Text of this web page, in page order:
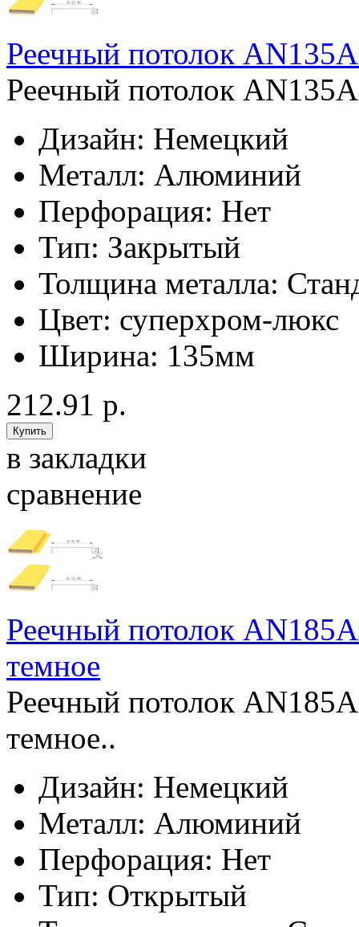
Реечный потолок
Реечный потолок
Дизайн: Немецкий
Металл: Алюминий
Перфорация: Нет
Тип: Закрытый
Толщина металла:
Цвет: суперхром-люкс
Ширина: 135мм
212.91 р.
в закладки
сравнение
Реечный потолок
темное
Реечный потолок
темное..
Дизайн: Немецкий
Металл: Алюминий
Перфорация: Нет
Тип: Открытый